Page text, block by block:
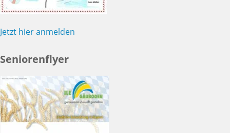
Jetzt hier anmelden
Seniorenflyer